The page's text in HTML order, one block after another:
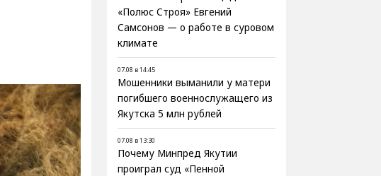
«Полюс Строя» Евгений
Самсонов — о работе в суровом
климате
07.08 в 14:45
Мошенники выманили у матери
погибшего военнослужащего из
Якутска 5 млн рублей
07.08 в 13:30
Почему Минпред Якутии
проиграл суд «Пенной